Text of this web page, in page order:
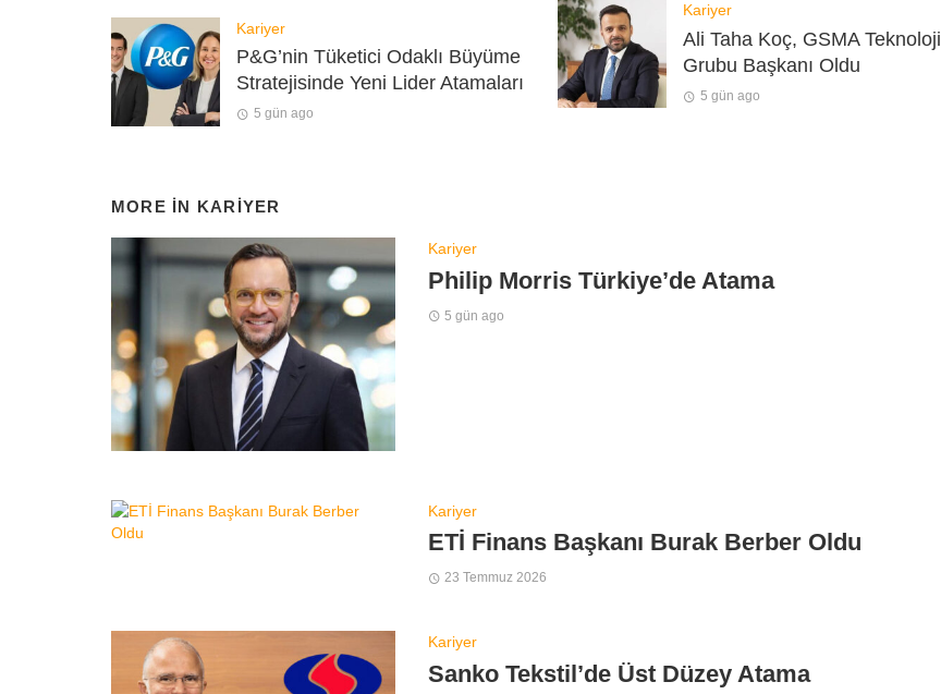
Kariyer
P&G’nin Tüketici Odaklı Büyüme
Stratejisinde Yeni Lider Atamaları
5 gün ago
Kariyer
Ali Taha Koç, GSMA Teknoloji
Grubu Başkanı Oldu
5 gün ago
MORE IN KARIYER
Kariyer
Philip Morris Türkiye’de Atama
5 gün ago
Kariyer
ETİ Finans Başkanı Burak Berber Oldu
23 Temmuz 2026
Kariyer
Sanko Tekstil’de Üst Düzey Atama